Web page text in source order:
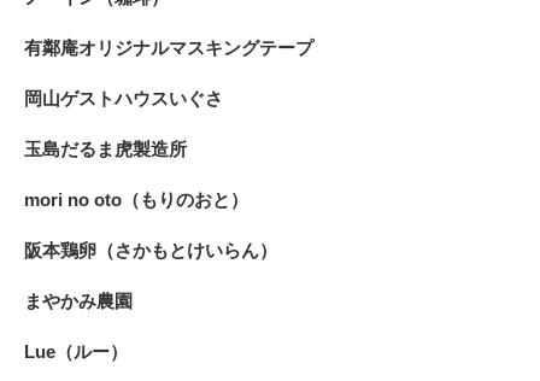
有鄰庵オリジナルマスキングテープ
岡山ゲストハウスいぐさ
玉島だるま虎製造所
mori no oto（もりのおと）
阪本鶏卵（さかもとけいらん）
まやかみ農園
Lue（ルー）